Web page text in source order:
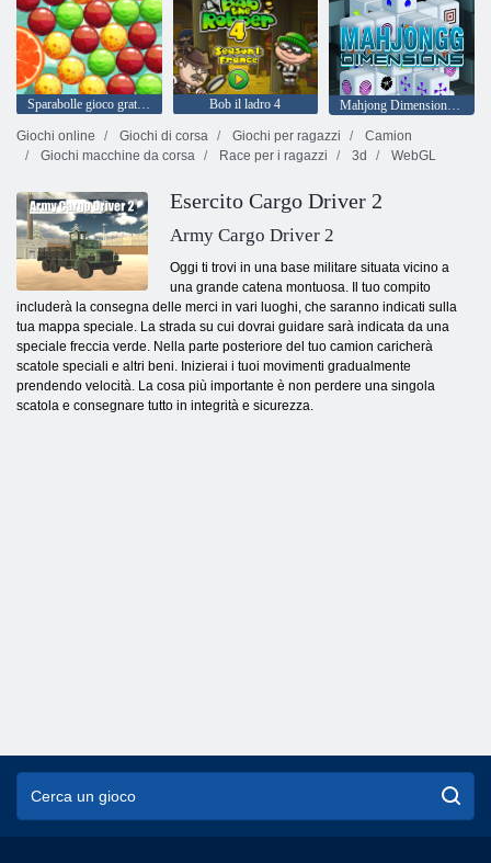
Bob il ladro 4
Mahjong Dimensions 15 minuti
Giochi online
Giochi di corsa Giochi per ragazzi
Camion
Giochi macchine da corsa
Race per i ragazzi 3d WebGL
Esercito Cargo Driver 2
Army Cargo Driver 2
Oggi ti trovi in ​​una base militare situata vicino a
una grande catena montuosa. Il tuo compito
includerà la consegna delle merci in vari luoghi, che saranno indicati sulla
tua mappa speciale. La strada su cui dovrai guidare sarà indicata da una
speciale freccia verde. Nella parte posteriore del tuo camion caricherà
scatole speciali e altri beni. Inizierai i tuoi movimenti gradualmente
prendendo velocità. La cosa più importante è non perdere una singola
scatola e consegnare tutto in integrità e sicurezza.